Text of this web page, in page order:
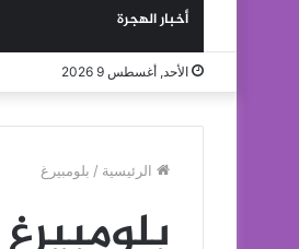
أخبار الهجرة
الأحد, أغسطس 9 2026
الرئيسية / بلومبيرغ